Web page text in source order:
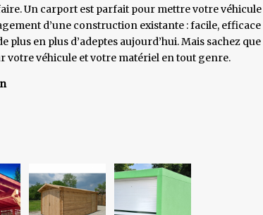
Un carport est parfait pour mettre votre véhicule
d’une construction existante : facile,
plus en plus d’adeptes aujourd’hui. Mais sachez
votre véhicule et votre matériel en tout genre.